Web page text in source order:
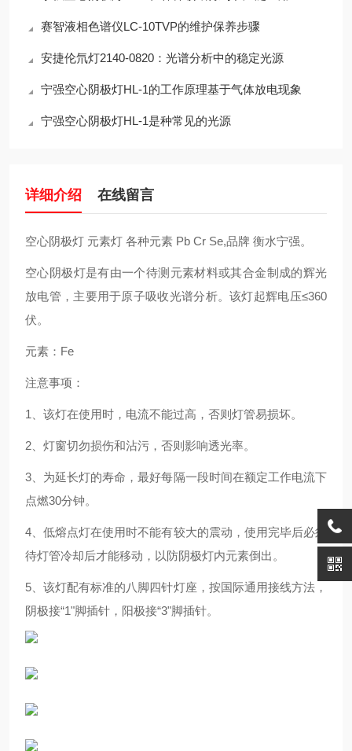
赛智液相色谱仪LC-10TVP的维护保养步骤
安捷伦氘灯2140-0820：光谱分析中的稳定光源
宁强空心阴极灯HL-1的工作原理基于气体放电现象
宁强空心阴极灯HL-1是种常见的光源
详细介绍 在线留言
空心阴极灯 元素灯 各种元素 Pb Cr Se,品牌 衡水宁强。
空心阴极灯是有由一个待测元素材料或其合金制成的辉光
放电管，主要用于原子吸收光谱分析。该灯起辉电压≤360
伏。
元素：Fe
注意事项：
1、该灯在使用时，电流不能过高，否则灯管易损坏。
2、灯窗切勿损伤和沾污，否则影响透光率。
3、为延长灯的寿命，最好每隔一段时间在额定工作电流下
点燃30分钟。
4、低熔点灯在使用时不能有较大的震动，使用完毕后必须
待灯管冷却后才能移动，以防阴极灯内元素倒出。
5、该灯配有标准的八脚四针灯座，按国际通用接线方法，
阴极接“1"脚插针，阳极接“3"脚插针。